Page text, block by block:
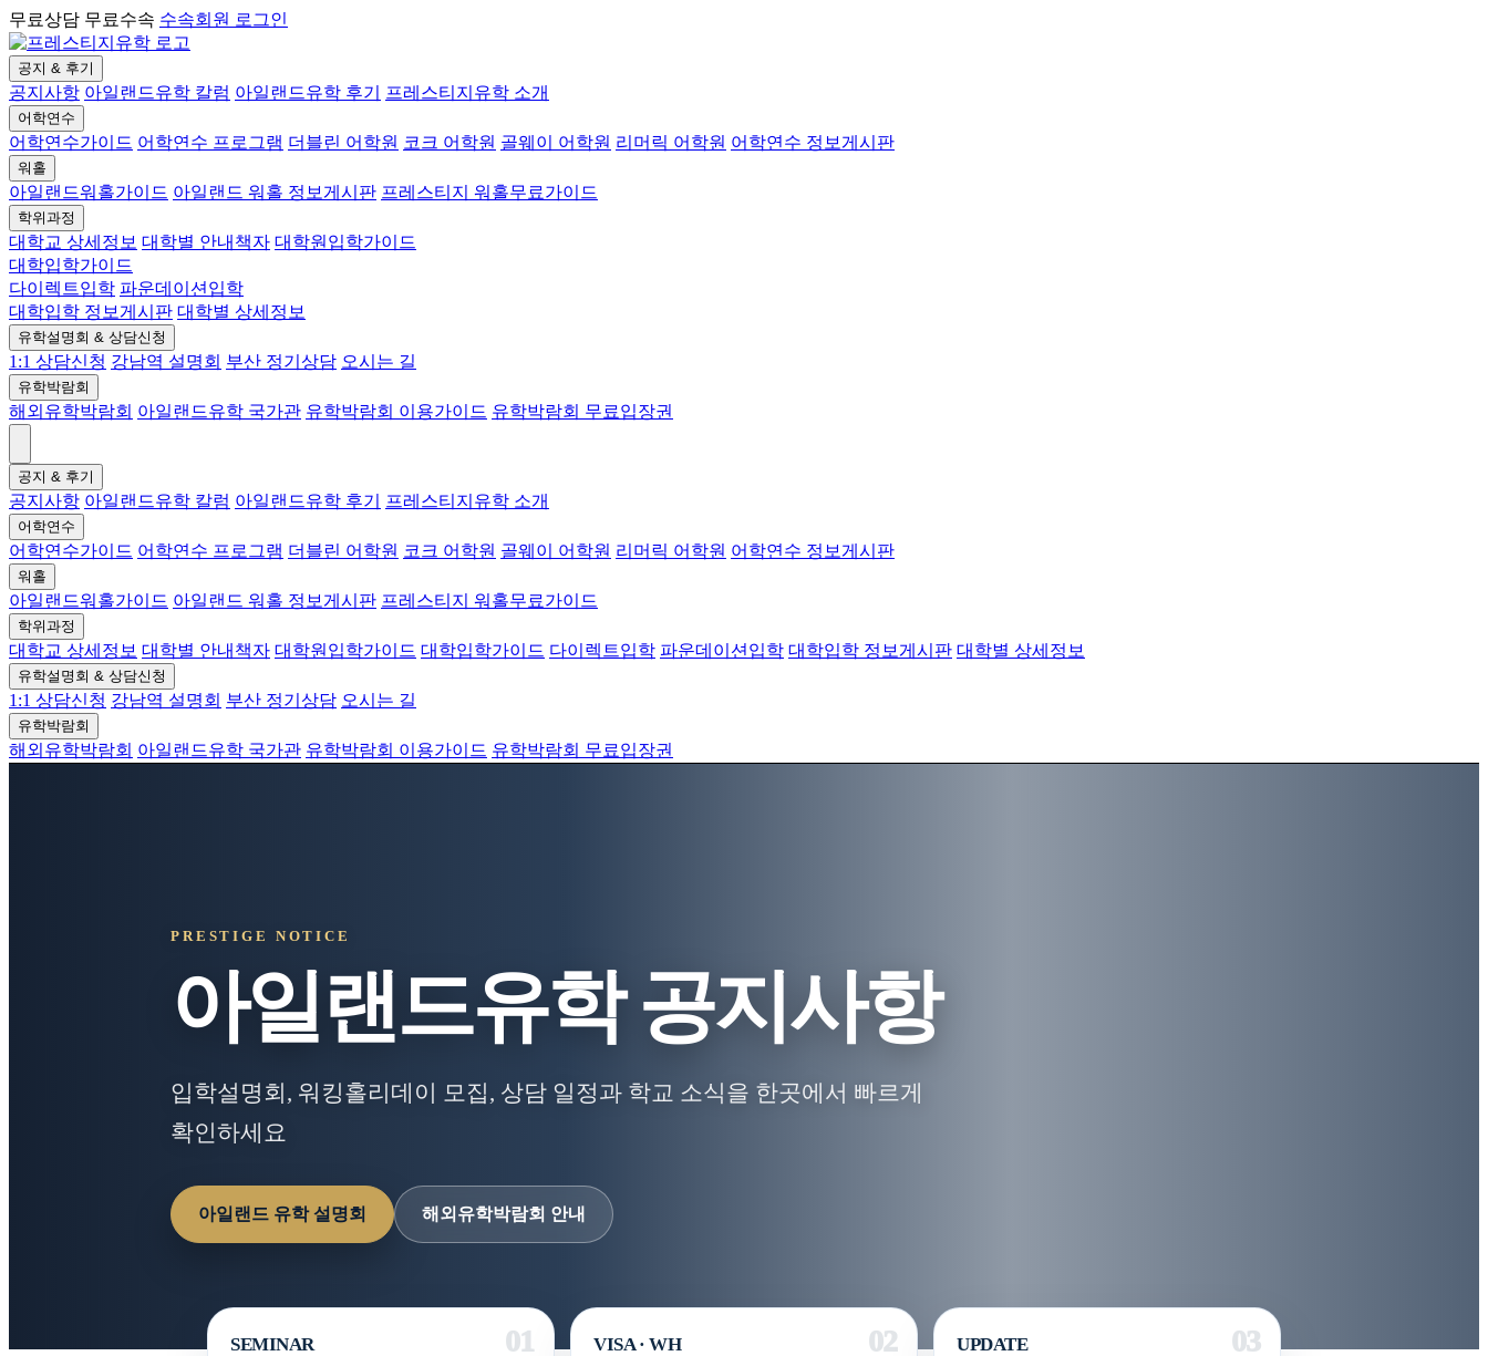
무료상담 무료수속 수속회원 로그인
공지 & 후기
공지사항 아일랜드유학 칼럼 아일랜드유학 후기 프레스티지유학 소개
어학연수
어학연수가이드 어학연수 프로그램 더블린 어학원 코크 어학원 골웨이 어학원 리머릭 어학원 어학연수 정보게시판
워홀
아일랜드워홀가이드 아일랜드 워홀 정보게시판 프레스티지 워홀무료가이드
학위과정
대학교 상세정보 대학별 안내책자 대학원입학가이드
대학입학가이드
다이렉트입학 파운데이션입학
대학입학 정보게시판 대학별 상세정보
유학설명회 & 상담신청
1:1 상담신청 강남역 설명회 부산 정기상담 오시는 길
유학박람회
해외유학박람회 아일랜드유학 국가관 유학박람회 이용가이드 유학박람회 무료입장권
공지 & 후기
공지사항 아일랜드유학 칼럼 아일랜드유학 후기 프레스티지유학 소개
어학연수
어학연수가이드 어학연수 프로그램 더블린 어학원 코크 어학원 골웨이 어학원 리머릭 어학원 어학연수 정보게시판
워홀
아일랜드워홀가이드 아일랜드 워홀 정보게시판 프레스티지 워홀무료가이드
학위과정
대학교 상세정보 대학별 안내책자 대학원입학가이드 대학입학가이드 다이렉트입학 파운데이션입학 대학입학 정보게시판 대학별 상세정보
유학설명회 & 상담신청
1:1 상담신청 강남역 설명회 부산 정기상담 오시는 길
유학박람회
해외유학박람회 아일랜드유학 국가관 유학박람회 이용가이드 유학박람회 무료입장권
PRESTIGE NOTICE
아일랜드유학 공지사항
입학설명회, 워킹홀리데이 모집, 상담 일정과 학교 소식을 한곳에서 빠르게
확인하세요
아일랜드 유학 설명회 해외유학박람회 안내
SEMINAR VISA · WH UPDATE